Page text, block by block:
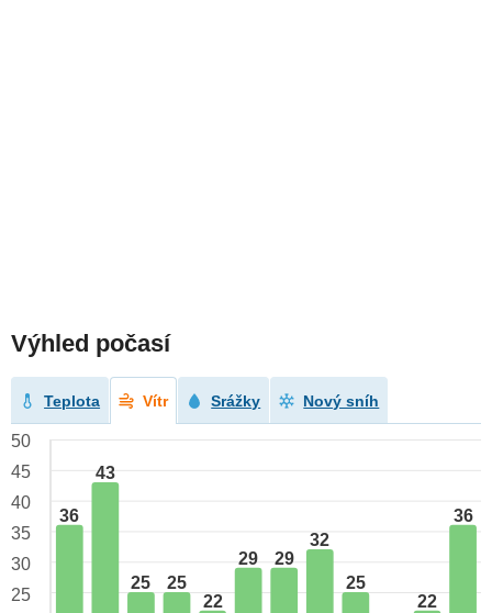
Výhled počasí
Teplota Vítr Srážky Nový sníh
36
43
25 25
22
29 29
32
25
22
36
50
45
40
35
30
25